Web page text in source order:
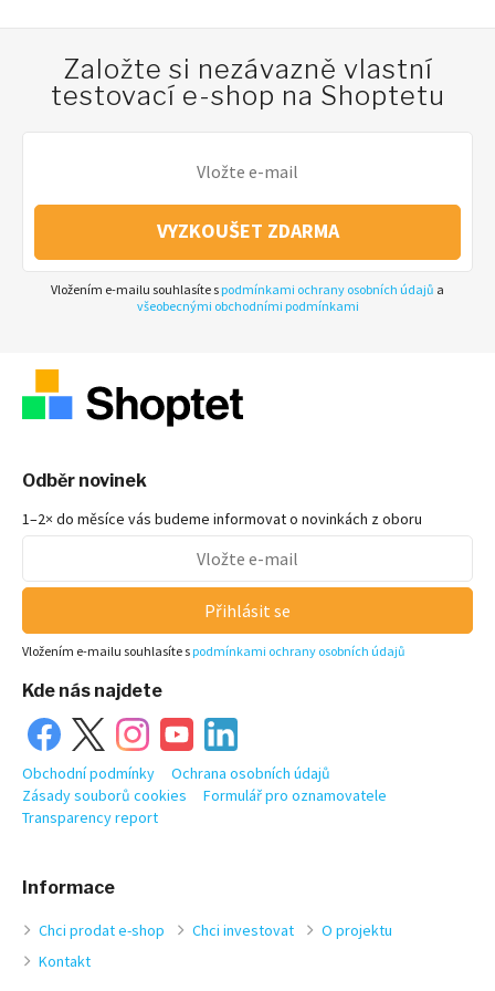
Založte si nezávazně vlastní
testovací e-shop na Shoptetu
VYZKOUŠET ZDARMA
Vložením e-mailu souhlasíte s podmínkami ochrany osobních údajů a
všeobecnými obchodními podmínkami
Informace
Chci prodat e-shop Chci investovat
O projektu
Kontakt
Odběr novinek
1–2× do měsíce vás budeme informovat o novinkách z oboru
Přihlásit se
Vložením e-mailu souhlasíte s podmínkami ochrany osobních údajů
Kde nás najdete
Obchodní podmínky
Ochrana osobních údajů
Zásady souborů cookies
Formulář pro oznamovatele
Transparency report